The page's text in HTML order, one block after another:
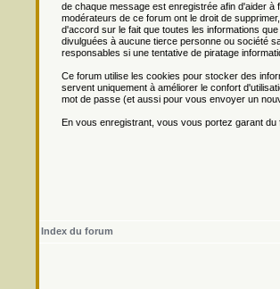
de chaque message est enregistrée afin d'aider
modérateurs de ce forum ont le droit de
d'accord sur le fait que toutes les informations
divulguées à aucune tierce personne ou société
responsables si une tentative de piratage
Ce forum utilise les cookies pour stocker des
servent uniquement à améliorer le confort
mot de passe (et aussi pour vous envoyer un
En vous enregistrant, vous vous portez garant
Index du forum